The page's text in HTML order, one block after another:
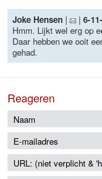
Joke Hensen | | 6-
Hmm. Lijkt wel erg op
Daar hebben we ooit
gehad.
Reageren